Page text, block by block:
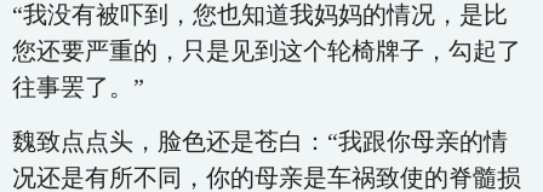
“我没有被吓到，您也知道我妈妈的情况，是比
您还要严重的，只是见到这个轮椅牌子，勾起了
往事罢了。”
魏致点点头，脸色还是苍白：“我跟你母亲的情
况还是有所不同，你的母亲是车祸致使的脊髓损